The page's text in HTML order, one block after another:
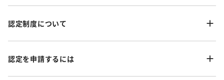
認定制度について
認定を申請するには